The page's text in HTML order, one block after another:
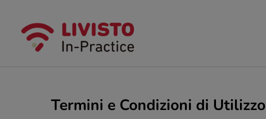
Termini e Condizioni di